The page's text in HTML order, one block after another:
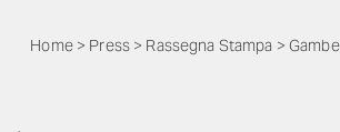
Home> Press > Rassegna Stampa >